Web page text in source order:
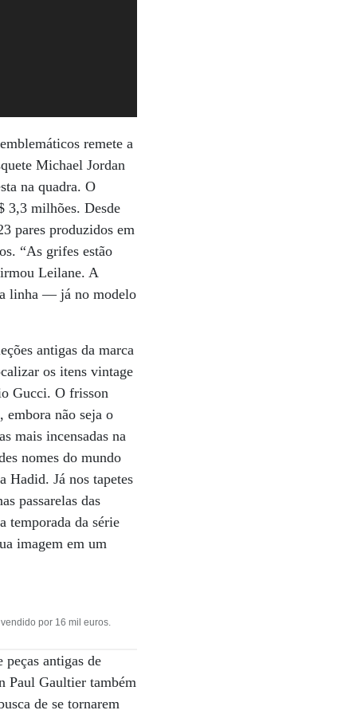
remete a
Michael Jordan
na quadra. O
3,3 milhões. Desde
pares produzidos em
“As grifes estão
Leilane. A
linha — já no modelo
antigas da marca
os itens vintage
Gucci. O frisson
embora não seja o
mais incensadas na
nomes do mundo
Hadid. Já nos tapetes
passarelas das
temporada da série
imagem em um
por 16 mil euros.
antigas de
Paul Gaultier também
de se tornarem